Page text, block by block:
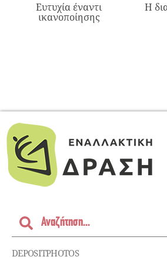
Ευτυχία έναντι
ικανοποίησης
Η
DEPOSITPHOTOS